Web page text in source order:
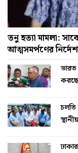
তনু হত্যা মামলা:
আত্মসমর্পণের নির্দেশ
ভারত
চলতি